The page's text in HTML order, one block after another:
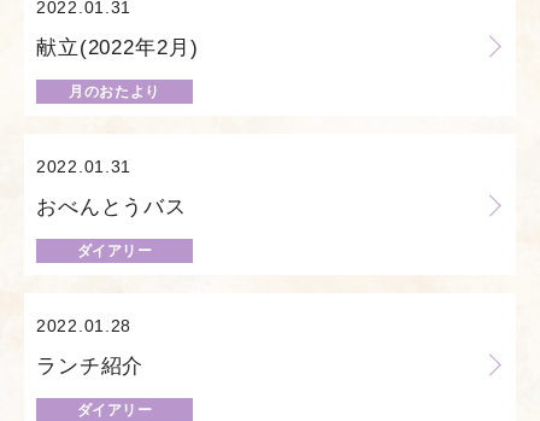
2022.01.31
献立(2022年2月)
月のおたより
2022.01.31
おべんとうバス
ダイアリー
2022.01.28
ランチ紹介
ダイアリー